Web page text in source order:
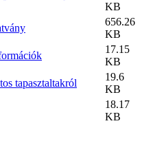
KB
656.26
KB
17.15
KB
tapasztaltakról
19.6
KB
18.17
KB